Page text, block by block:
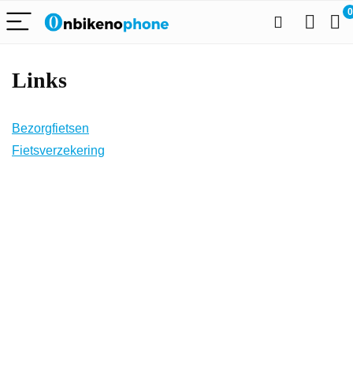
0
Links
Bezorgfietsen
Fietsverzekering